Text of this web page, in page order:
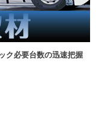
ク必要台数の迅速把握